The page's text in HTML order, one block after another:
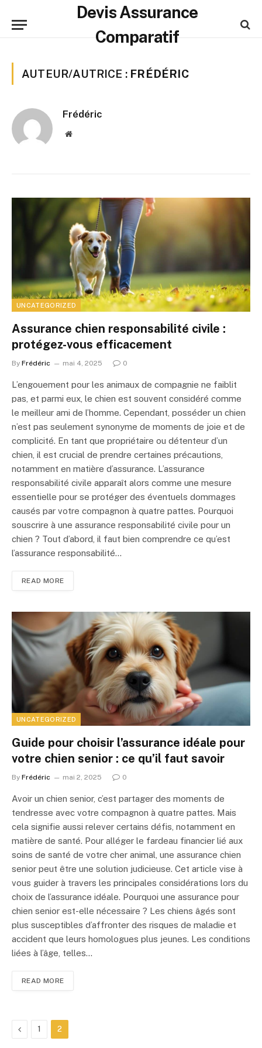
Devis Assurance
Comparatif
AUTEUR/AUTRICE : FRÉDÉRIC
Frédéric
Website
UNCATEGORIZED
Assurance chien responsabilité civile :
protégez-vous efficacement
By Frédéric mai 4, 2025 0
L’engouement pour les animaux de compagnie ne faiblit
pas, et parmi eux, le chien est souvent considéré comme
le meilleur ami de l’homme. Cependant, posséder un chien
n’est pas seulement synonyme de moments de joie et de
complicité. En tant que propriétaire ou détenteur d’un
chien, il est crucial de prendre certaines précautions,
notamment en matière d’assurance. L’assurance
responsabilité civile apparaît alors comme une mesure
essentielle pour se protéger des éventuels dommages
causés par votre compagnon à quatre pattes. Pourquoi
souscrire à une assurance responsabilité civile pour un
chien ? Tout d’abord, il faut bien comprendre ce qu’est
l’assurance responsabilité…
READ MORE
UNCATEGORIZED
Guide pour choisir l’assurance idéale pour
votre chien senior : ce qu’il faut savoir
By Frédéric mai 2, 2025 0
Avoir un chien senior, c’est partager des moments de
tendresse avec votre compagnon à quatre pattes. Mais
cela signifie aussi relever certains défis, notamment en
matière de santé. Pour alléger le fardeau financier lié aux
soins de santé de votre cher animal, une assurance chien
senior peut être une solution judicieuse. Cet article vise à
vous guider à travers les principales considérations lors du
choix de l’assurance idéale. Pourquoi une assurance pour
chien senior est-elle nécessaire ? Les chiens âgés sont
plus susceptibles d’affronter des risques de maladie et
accident que leurs homologues plus jeunes. Les conditions
liées à l’âge, telles…
READ MORE
Previous
1 2